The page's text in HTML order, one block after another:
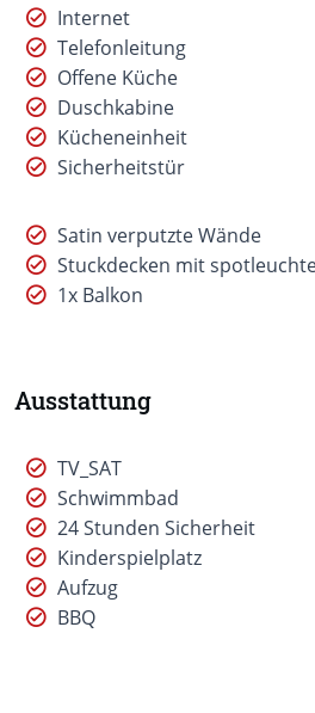
Internet
Telefonleitung
Offene Küche
Duschkabine
Kücheneinheit
Sicherheitstür
Satin verputzte Wände
Stuckdecken mit
1x Balkon
Ausstattung
TV_SAT
Schwimmbad
24 Stunden Sicherheit
Kinderspielplatz
Aufzug
BBQ